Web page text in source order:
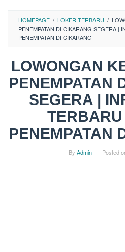
HOMEPAGE / LOKER TERBARU /
PENEMPATAN DI CIKARANG SEGERA |
PENEMPATAN DI CIKARANG
LOWONGAN
PENEMPATAN
SEGERA |
PENEMPATAN
By Admin Posted